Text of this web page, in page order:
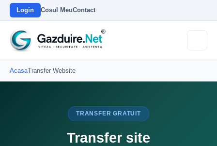
Login Cosul MeuContact
AcasaTransfer Website
TRANSFER GRATUIT
Transfer site